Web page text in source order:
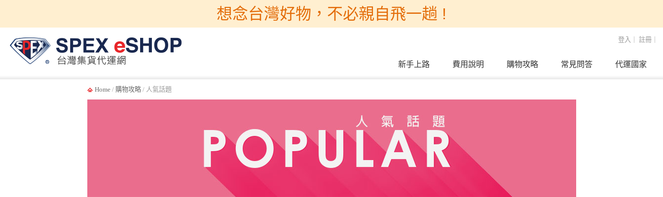
想念台灣好物，不必親自飛一趟 !
登入 註冊
代運國家
常見問答
購物攻略
費用說明
新手上路
Home / 購物攻略 / 人氣話題